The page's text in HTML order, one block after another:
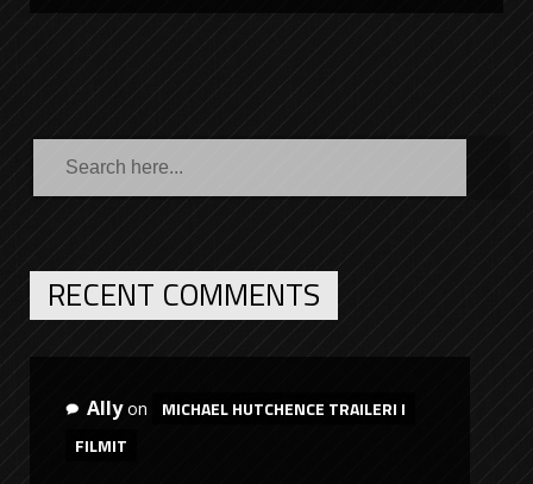
RECENT COMMENTS
Allyon
MICHAEL HUTCHENCE TRAILERI I
FILMIT